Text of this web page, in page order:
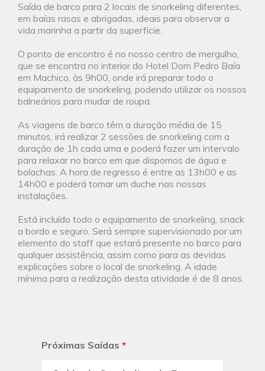
Saída de barco para 2 locais de snorkeling diferentes,
em baías rasas e abrigadas, ideais para observar a
vida marinha a partir da superfície.
O ponto de encontro é no nosso centro de mergulho,
que se encontra no interior do Hotel Dom Pedro Baía
em Machico, às 9h00, onde irá preparar todo o
equipamento de snorkeling, podendo utilizar os nossos
balneários para mudar de roupa.
As viagens de barco têm a duração média de 15
minutos, irá realizar 2 sessões de snorkeling com a
duração de 1h cada uma e poderá fazer um intervalo
para relaxar no barco em que dispomos de água e
bolachas. A hora de regresso é entre as 13h00 e as
14h00 e poderá tomar um duche nas nossas
instalações.
Está incluído todo o equipamento de snorkeling, snack
a bordo e seguro. Será sempre supervisionado por um
elemento do staff que estará presente no barco para
qualquer assistência, assim como para as devidas
explicações sobre o local de snorkeling. A idade
mínima para a realização desta atividade é de 8 anos.
Próximas Saídas *